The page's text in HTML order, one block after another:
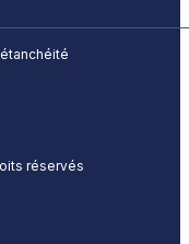
réservés